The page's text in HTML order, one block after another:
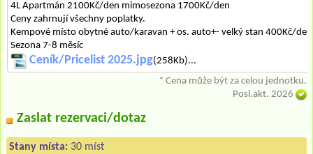
4L Apartmán 2100Kč/den mimosezona 1700Kč/den
Ceny zahrnují všechny poplatky.
Kempové místo obytné auto/karavan + os. auto+- velký stan 400Kč/den
Sezona 7-8 měsíc
Ceník/Pricelist 2025.jpg(258Kb)...
* Cena může být za celou jednotku.
Posl.akt. 2026
Zaslat rezervaci/dotaz
Stany místa: 30 míst